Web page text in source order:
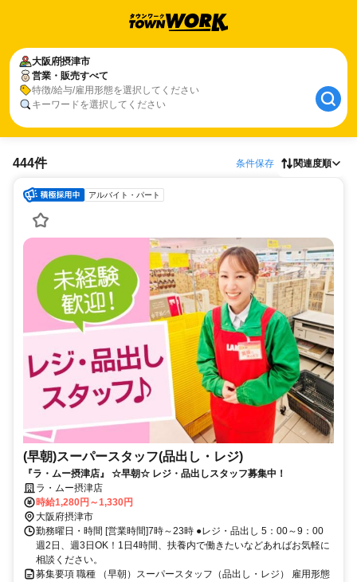
大阪府摂津市
営業・販売すべて
特徴/給与/雇用形態を選択してください
キーワードを選択してください
444件 条件保存 関連度順
アルバイト・パート
(早朝)スーパースタッフ(品出し・レジ)
『ラ・ムー摂津店』 ☆早朝☆ レジ・品出しスタッフ募集中！
ラ・ムー摂津店
時給1,280円～1,330円
大阪府摂津市
勤務曜日・時間 [営業時間]7時～23時 ●レジ・品出し 5：00～9：00
週2日、週3日OK！1日4時間、扶養内で働きたいなどあればお気軽に
相談ください。
募集要項 職種 （早朝）スーパースタッフ（品出し・レジ） 雇用形態